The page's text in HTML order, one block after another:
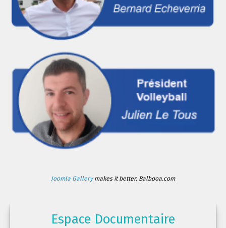
Joomla Gallerymakes it better. Balbooa.com
Espace Documentaire